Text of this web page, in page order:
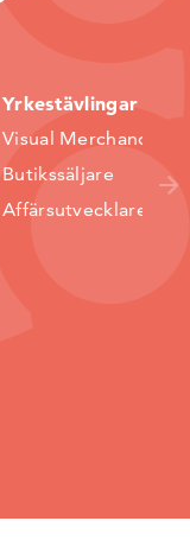
Yrkestävlingar
Visual Merchandiser
Butikssäljare
Affärsutvecklare